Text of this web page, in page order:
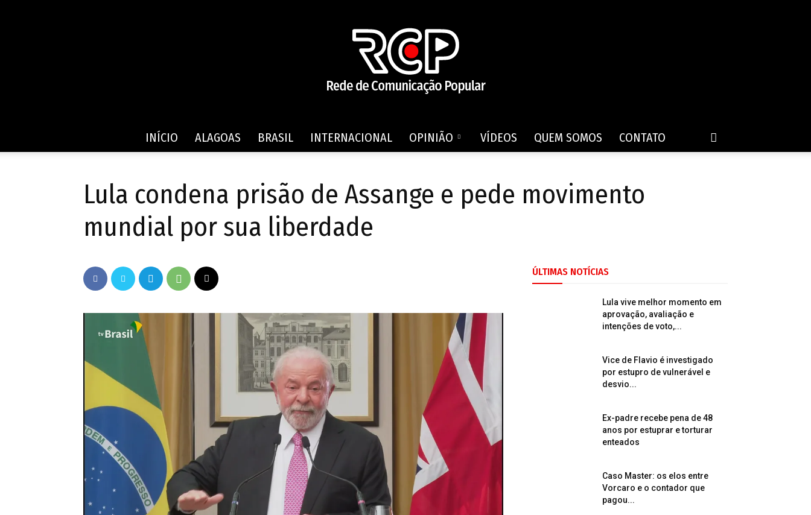
Comunicação
Popular
INÍCIO ALAGOAS BRASIL INTERNACIONAL OPINIÃO VÍDEOS QUEM SOMOS CONTATO
Lula condena prisão de Assange e pede movimento
mundial por sua liberdade
ÚLTIMAS NOTÍCIAS
Lula vive melhor momento em
aprovação, avaliação e
intenções de voto,...
Vice de Flavio é investigado
por estupro de vulnerável e
desvio...
Ex-padre recebe pena de 48
anos por estuprar e torturar
enteados
Caso Master: os elos entre
Vorcaro e o contador que
pagou...